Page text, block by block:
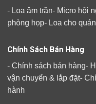
- Loa âm trần- Micro hội
phòng họp- Loa cho
Chính Sách Bán Hàng
- Chính sách bán hàng-
vận chuyển & lắp đặt-
hành